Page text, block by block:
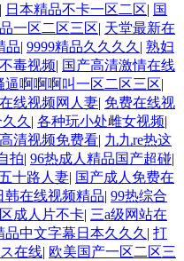
| 日本精品不卡一区二区| 国
一区二区三区| 天堂最新在
品| 9999精品久久久久 | 熟妇
毒视频| 国产高清激情在线
逼啊啊啊叫一区二区三区|
线视频网人妻| 免费在线视
久 | 各种玩小处雌女视频|
清视频免费看| 九九re热这
拍| 96热成人精品国产超碰|
十路人妻| 国产成人免费在
韩在线视频精品| 99热综合
成人片不卡| 三a级网站在
品中文字幕日本久久久 | 打
在线| 欧美国产一区二区三